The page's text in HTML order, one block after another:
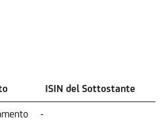
ISIN del Sottostante
-